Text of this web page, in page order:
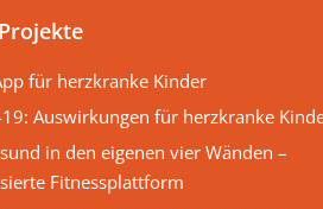
für herzkranke Kinder
19: Auswirkungen für herzkranke
in den eigenen vier Wänden –
Fitnessplattform